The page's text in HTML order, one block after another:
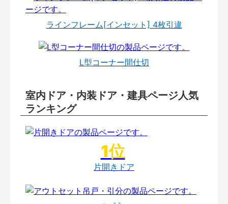
ラインフレーム[インセット] 4枚引違
L型コーナー間仕切
室内ドア・内装ドア・建具ページ人気
ランキング
片開きドア